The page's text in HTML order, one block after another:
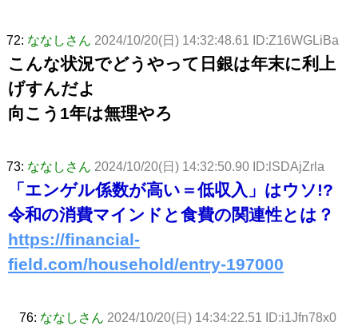
72: ななしさん 2024/10/20(日) 14:32:48.61 ID:Z16WGLiBa
こんな状況でどうやって日銀は年末に利上
げすんだよ
向こう1年は無理やろ
73: ななしさん 2024/10/20(日) 14:32:50.90 ID:lSDAjZrla
「エンゲル係数が高い＝低収入」はウソ!?
令和の消費マインドと食費の関連性とは？
https://financial-
field.com/household/entry-197000
76: ななしさん 2024/10/20(日) 14:34:22.51 ID:i1Jfn78x0